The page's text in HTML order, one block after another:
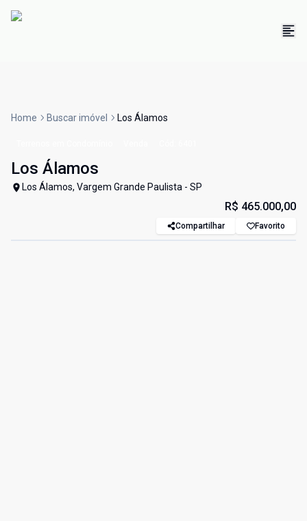
Home Buscar imóvel Los Álamos
Los Álamos
Los Álamos, Vargem Grande Paulista - SP
R$ 465.000,00
Compartilhar Favorito